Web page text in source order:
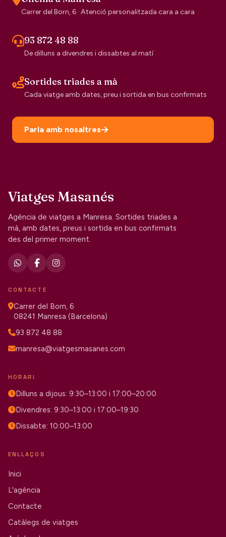
Carrer del Born, 6 · Atenció personalitzada cara a cara
93 872 48 88
De dilluns a divendres i dissabtes al matí
Sortides triades a mà
Cada viatge amb dates, preu i sortida en bus confirmats
Parla amb nosaltres
Viatges Masanés
Agència de viatges a Manresa. Sortides triades a
mà, amb dates, preus i sortida en bus confirmats
des del primer moment.
CONTACTE
Carrer del Born, 6
08241 Manresa (Barcelona)
93 872 48 88
manresa@viatgesmasanes.com
HORARI
Dilluns a dijous: 9:30–13:00 i 17:00–20:00
Divendres: 9:30–13:00 i 17:00–19:30
Dissabte: 10:00–13:00
ENLLAÇOS
Inici
L'agència
Contacte
Catàlegs de viatges